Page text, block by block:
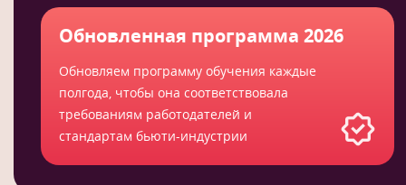
Обновленная программа 2026
Обновляем программу обучения каждые
полгода, чтобы она соответствовала
требованиям работодателей и
стандартам бьюти-индустрии